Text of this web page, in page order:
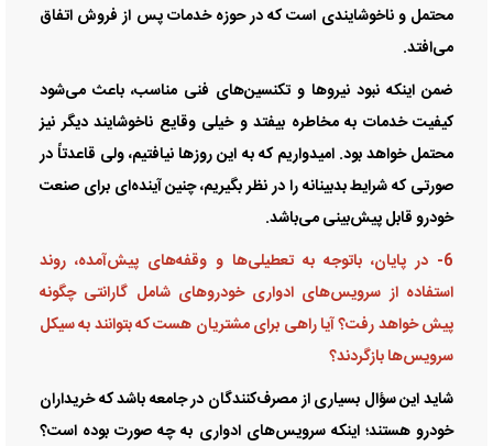
محتمل و ناخوشایندی است که در حوزه خدمات پس از فروش اتفاق
می‌افتد.
ضمن اینکه نبود نیرو‌ها و تکنسین‌های فنی مناسب، باعث می‌شود
کیفیت خدمات به مخاطره بیفتد و خیلی وقایع ناخوشایند دیگر نیز
محتمل خواهد بود. امیدواریم که به این روز‌ها نیافتیم، ولی قاعدتاً در
صورتی که شرایط بدبینانه را در نظر بگیریم، چنین آینده‌ای برای صنعت
خودرو قابل پیش‌بینی می‌باشد.
6- در پایان، باتوجه به تعطیلی‌ها و وقفه‌های پیش‌آمده، روند
استفاده از سرویس‌های ادواری خودرو‌های شامل گارانتی چگونه
پیش خواهد رفت؟ آیا راهی برای مشتریان هست که بتوانند به سیکل
سرویس‌ها بازگردند؟
شاید این سؤال بسیاری از مصرف‌کنندگان در جامعه باشد که خریداران
خودرو هستند؛ اینکه سرویس‌های ادواری به چه صورت بوده است؟